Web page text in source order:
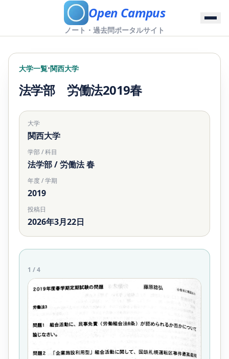
Open Campus
ノート・過去問ポータルサイト
大学一覧•関西大学
法学部 労働法2019春
大学
関西大学
学部 / 科目
法学部 / 労働法 春
年度 / 学期
2019
投稿日
2026年3月22日
1 /4